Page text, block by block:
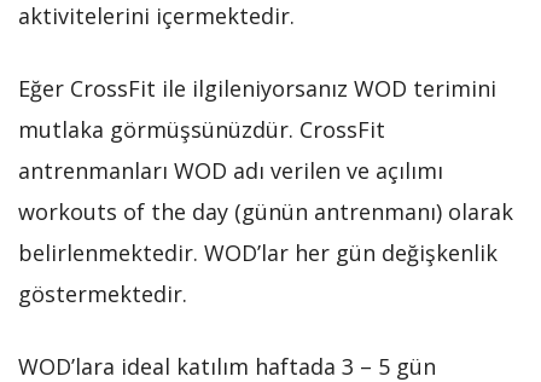
aktivitelerini içermektedir.
Eğer CrossFit ile ilgileniyorsanız WOD terimini
mutlaka görmüşsünüzdür. CrossFit
antrenmanları WOD adı verilen ve açılımı
workouts of the day (günün antrenmanı) olarak
belirlenmektedir. WOD’lar her gün değişkenlik
göstermektedir.
WOD’lara ideal katılım haftada 3 – 5 gün